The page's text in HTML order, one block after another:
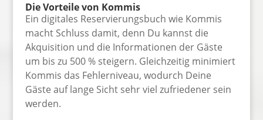
Die Vorteile von Kommis
Ein digitales Reservierungsbuch wie Kommis
macht Schluss damit, denn Du kannst die
Akquisition und die Informationen der Gäste
um bis zu 500 % steigern. Gleichzeitig minimiert
Kommis das Fehlerniveau, wodurch Deine
Gäste auf lange Sicht sehr viel zufriedener sein
werden.